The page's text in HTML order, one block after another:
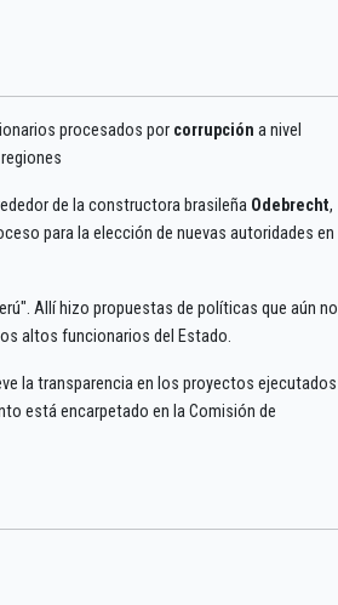
procesados por corrupción a nivel
de la constructora brasileña Odebrecht,
para la elección de nuevas autoridades en
Allí hizo propuestas de políticas que aún no
altos funcionarios del Estado.
la transparencia en los proyectos ejecutados
está encarpetado en la Comisión de